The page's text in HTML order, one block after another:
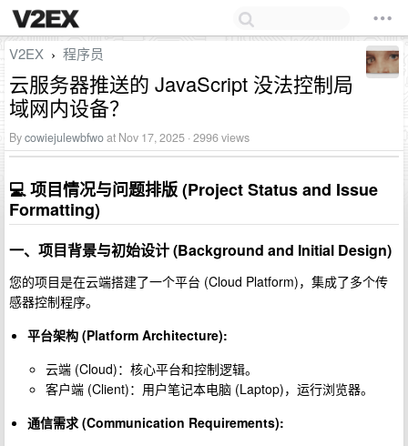
V2EX › 程序员
云服务器推送的 JavaScript 没法控制局
域网内设备？
Bycowiejulewbfwoat Nov 17, 2025 · 2996 views
💻 项目情况与问题排版 (Project Status and Issue
Formatting)
一、项目背景与初始设计 (Background and Initial Design)
您的项目是在云端搭建了一个平台 (Cloud Platform)，集成了多个传
感器控制程序。
平台架构 (Platform Architecture):
云端 (Cloud)：核心平台和控制逻辑。
客户端 (Client)：用户笔记本电脑 (Laptop)，运行浏览器。
通信需求 (Communication Requirements):